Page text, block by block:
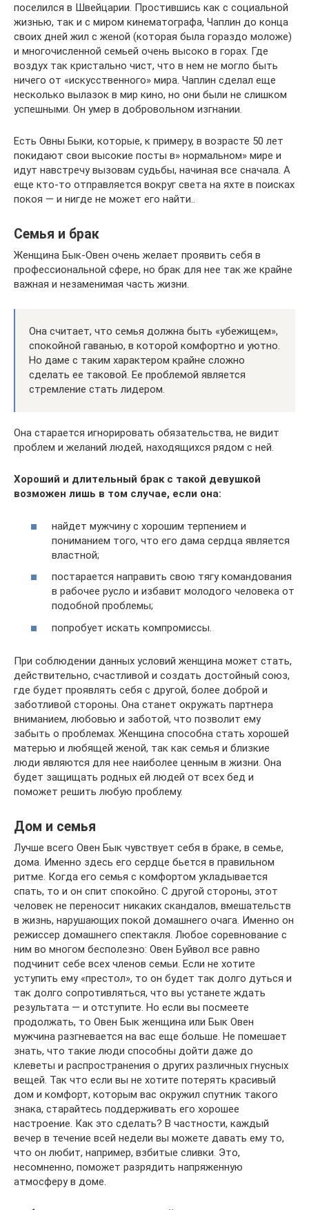
поселился в Швейцарии. Простившись как с социальной
жизнью, так и с миром кинематографа, Чаплин до конца
своих дней жил с женой (которая была гораздо моложе)
и многочисленной семьей очень высоко в горах. Где
воздух так кристально чист, что в нем не могло быть
ничего от «искусственного» мира. Чаплин сделал еще
несколько вылазок в мир кино, но они были не слишком
успешными. Он умер в добровольном изгнании.
Есть Овны Быки, которые, к примеру, в возрасте 50 лет
покидают свои высокие посты в» нормальном» мире и
идут навстречу вызовам судьбы, начиная все сначала. А
еще кто-то отправляется вокруг света на яхте в поисках
покоя — и нигде не может его найти..
Семья и брак
Женщина Бык-Овен очень желает проявить себя в
профессиональной сфере, но брак для нее так же крайне
важная и незаменимая часть жизни.
Она считает, что семья должна быть «убежищем»,
спокойной гаванью, в которой комфортно и уютно.
Но даме с таким характером крайне сложно
сделать ее таковой. Ее проблемой является
стремление стать лидером.
Она старается игнорировать обязательства, не видит
проблем и желаний людей, находящихся рядом с ней.
Хороший и длительный брак с такой девушкой
возможен лишь в том случае, если она:
найдет мужчину с хорошим терпением и
пониманием того, что его дама сердца является
властной;
постарается направить свою тягу командования
в рабочее русло и избавит молодого человека от
подобной проблемы;
попробует искать компромиссы.
При соблюдении данных условий женщина может стать,
действительно, счастливой и создать достойный союз,
где будет проявлять себя с другой, более доброй и
заботливой стороны. Она станет окружать партнера
вниманием, любовью и заботой, что позволит ему
забыть о проблемах. Женщина способна стать хорошей
матерью и любящей женой, так как семья и близкие
люди являются для нее наиболее ценным в жизни. Она
будет защищать родных ей людей от всех бед и
поможет решить любую проблему.
Дом и семья
Лучше всего Овен Бык чувствует себя в браке, в семье,
дома. Именно здесь его сердце бьется в правильном
ритме. Когда его семья с комфортом укладывается
спать, то и он спит спокойно. С другой стороны, этот
человек не переносит никаких скандалов, вмешательств
в жизнь, нарушающих покой домашнего очага. Именно он
режиссер домашнего спектакля. Любое соревнование с
ним во многом бесполезно: Овен Буйвол все равно
подчинит себе всех членов семьи. Если не хотите
уступить ему «престол», то он будет так долго дуться и
так долго сопротивляться, что вы устанете ждать
результата — и отступите. Но если вы посмеете
продолжать, то Овен Бык женщина или Бык Овен
мужчина разгневается на вас еще больше. Не помешает
знать, что такие люди способны дойти даже до
клеветы и распространения о других различных гнусных
вещей. Так что если вы не хотите потерять красивый
дом и комфорт, которым вас окружил спутник такого
знака, старайтесь поддерживать его хорошее
настроение. Как это сделать? В частности, каждый
вечер в течение всей недели вы можете давать ему то,
что он любит, например, взбитые сливки. Это,
несомненно, поможет разрядить напряженную
атмосферу в доме.